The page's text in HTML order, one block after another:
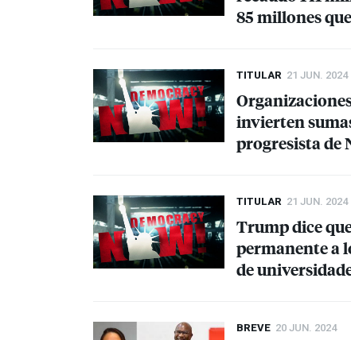
85 millones
TITULAR 21 JUN. 2024
invierten
progresista de
TITULAR 21 JUN. 2024
Trump dice
permanente a
de
BREVE 20 JUN. 2024